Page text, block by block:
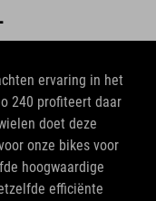
ervaring in het
240 profiteert daar
doet deze
onze bikes voor
hoogwaardige
efficiënte